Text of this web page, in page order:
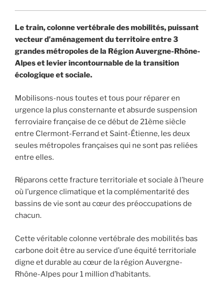
Le train, colonne vertébrale des mobilités, puissant
vecteur d’aménagement du territoire entre 3
grandes métropoles de la Région Auvergne-Rhône-
Alpes et levier incontournable de la transition
écologique et sociale.
Mobilisons-nous toutes et tous pour réparer en
urgence la plus consternante et absurde suspension
ferroviaire française de ce début de 21ème siècle
entre Clermont-Ferrand et Saint-Étienne, les deux
seules métropoles françaises qui ne sont pas reliées
entre elles.
Réparons cette fracture territoriale et sociale à l’heure
où l’urgence climatique et la complémentarité des
bassins de vie sont au cœur des préoccupations de
chacun.
Cette véritable colonne vertébrale des mobilités bas
carbone doit être au service d’une équité territoriale
digne et durable au cœur de la région Auvergne-
Rhône-Alpes pour 1 million d’habitants.